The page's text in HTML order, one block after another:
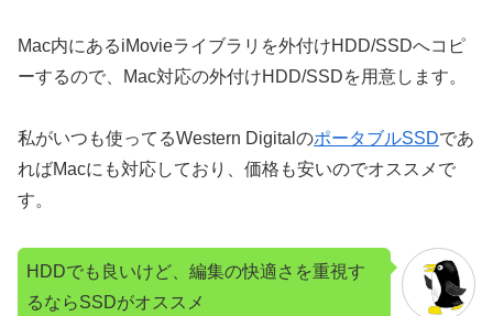
Mac内にあるiMovieライブラリを外付けHDD/SSDへコピ
ーするので、Mac対応の外付けHDD/SSDを用意します。
私がいつも使ってるWestern DigitalのポータブルSSDであ
ればMacにも対応しており、価格も安いのでオススメで
す。
HDDでも良いけど、編集の快適さを重視す
るならSSDがオススメ